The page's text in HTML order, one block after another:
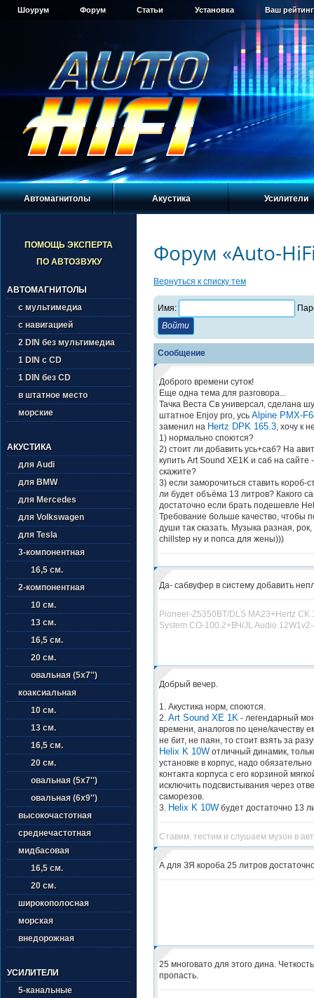
Шоурум Форум Статьи Установка Ваш
Автомагнитолы Акустика Усилители
ПОМОЩЬ ЭКСПЕРТА
ПО АВТОЗВУКУ
АВТОМАГНИТОЛЫ
с мультимедиа
с навигацией
2 DIN без мультимедиа
1 DIN с CD
1 DIN без CD
в штатное место
морские
АКУСТИКА
для Audi
для BMW
для Mercedes
для Volkswagen
для Tesla
3-компонентная
16,5 см.
2-компонентная
10 см.
13 см.
16,5 см.
20 см.
овальная (5х7'')
коаксиальная
10 см.
13 см.
16,5 см.
20 см.
овальная (5х7'')
овальная (6х9'')
высокочастотная
среднечастотная
мидбасовая
16,5 см.
20 см.
широкополосная
морская
внедорожная
УСИЛИТЕЛИ
5-канальные
Форум «Auto-
Вернуться к списку тем
Имя:
Сообщение
Доброго времени суток!
Еще одна тема для разговора...
Тачка Веста Св универсал, сделана
штатное Enjoy pro, усь Alpine PMX-
заменил на Hertz DPK 165.3, хочу к
1) нормально споются?
2) стоит ли добавить усь+саб? На
купить Art Sound XE1K и саб на сайте
скажите?
3) если заморочиться ставить короб-
ли будет объёма 13 литров? Какого
достаточно если брать подешевле
Требование больше качество, чтобы
души так сказать. Музыка разная,
chillstep ну и попса для жены)))
Да- сабвуфер в систему добавить
Pioneer-Z5350BT/DLS MA23+Hertz CK
System CO-100.2+ВЧ/JL Audio
Добрый вечер.
1. Акустика норм, споются.
2. Art Sound XE 1K- легендарный
времени, аналогов по цене/качеству
не бит, не паян, то стоит взять за
Helix K 10Wотличный динамик,
установке в корпус, надо
контакта корпуса с его корзиной
исключить подсвистывания через
саморезов.
3. Helix K 10Wбудет достаточно 13
Ставим, тестим и слушаем музон в
А для ЗЯ короба 25 литров
25 многовато для этого дина.
пропасть.